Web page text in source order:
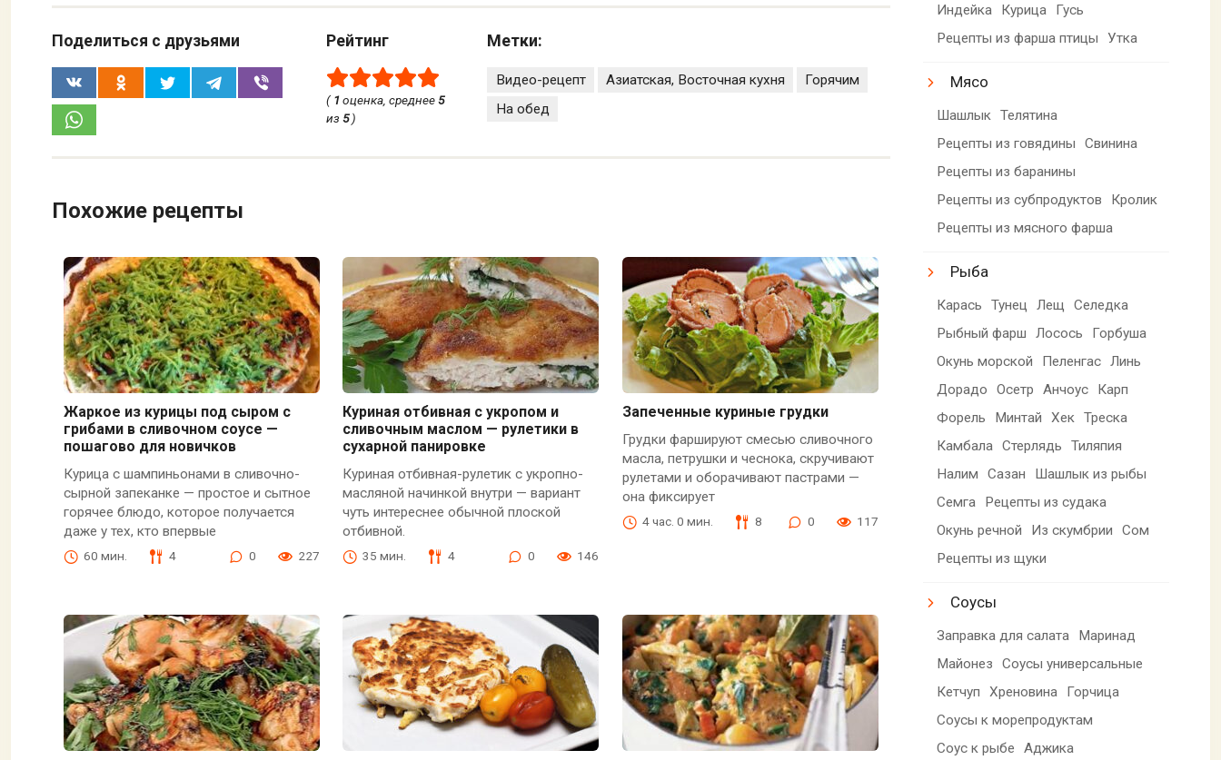
Поделиться с друзьями Рейтинг
( 1оценка, среднее5
из5)
Метки:
Видео-рецепт Азиатская, Восточная кухня
Горячим
На обед
Похожие рецепты
Жаркое из курицы под сыром с
грибами в сливочном соусе —
пошагово для новичков
Курица с шампиньонами в сливочно-
сырной запеканке — простое и сытное
горячее блюдо, которое получается
даже у тех, кто впервые
60 мин. 4 0 227
Куриная отбивная с укропом и
сливочным маслом — рулетики в
сухарной панировке
Куриная отбивная-рулетик с укропно-
масляной начинкой внутри — вариант
чуть интереснее обычной плоской
отбивной.
35 мин. 4 0 146
Запеченные куриные грудки
Грудки фаршируют смесью сливочного
масла, петрушки и чеснока, скручивают
рулетами и оборачивают пастрами —
она фиксирует
4 час. 0 мин. 8 0 117
Индейка Курица
Гусь
Рецепты из фарша птицы
Утка
Мясо
Шашлык Телятина
Рецепты из говядины
Свинина
Рецепты из баранины
Рецепты из субпродуктов
Кролик
Рецепты из мясного фарша
Рыба
Карась Тунец Лещ
Селедка
Рыбный фарш
Лосось
Горбуша
Окунь морской
Пеленгас Линь
Дорадо
Осетр Анчоус
Карп
Форель
Минтай Хек Треска
Камбала Стерлядь
Тиляпия
Налим
Сазан
Шашлык из рыбы
Семга
Рецепты из судака
Окунь речной
Из скумбрии
Сом
Рецепты из щуки
Соусы
Заправка для салата
Маринад
Майонез
Соусы универсальные
Кетчуп
Хреновина
Горчица
Соусы к морепродуктам
Соус к рыбе
Аджика